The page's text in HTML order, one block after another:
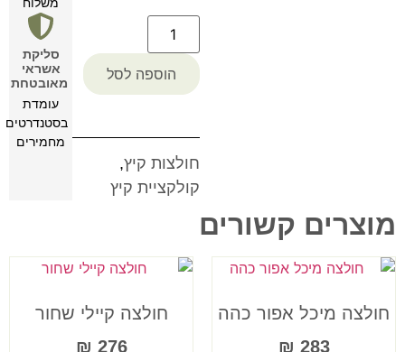
הוספה לסל
חולצות קיץ,
קולקציית קיץ
סליקת
אשראי
מאובטחת
עומדת
בסטנדרטים
מחמירים
מוצרים קשורים
חולצה מיכל אפור כהה
283
₪
חולצה קיילי שחור
276
₪